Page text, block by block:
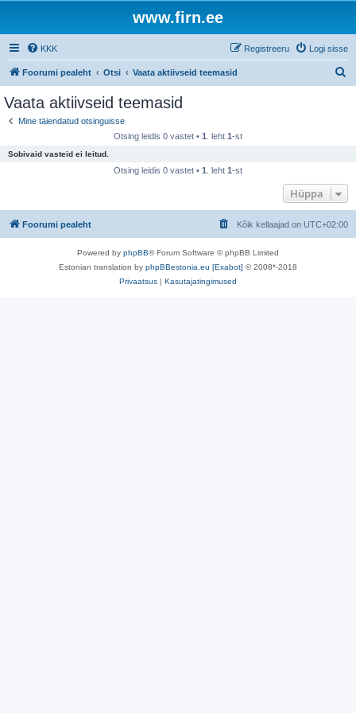
www.firn.ee
KKK Logi sisse
Registreeru
Foorumi pealeht Otsi Vaata aktiivseid teemasid
Vaata aktiivseid teemasid
Mine täiendatud otsinguisse
Otsing leidis 0 vastet • 1 . leht 1-st
Sobivaid vasteid ei leitud.
Otsing leidis 0 vastet • 1 . leht 1-st
Hüppa
Foorumi pealeht Kõik kellaajad on UTC+02:00
Powered by phpBB® Forum Software © phpBB Limited
Estonian translation by phpBBestonia.eu [Exabot] © 2008*-2018
Privaatsus | Kasutajatingimused